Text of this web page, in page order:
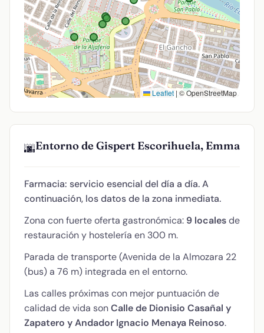
Leaflet | © OpenStreetMap
🌆Entorno de Gispert Escorihuela, Emma
Farmacia: servicio esencial del día a día. A
continuación, los datos de la zona inmediata.
Zona con fuerte oferta gastronómica: 9 localesde
restauración y hostelería en 300 m.
Parada de transporte (Avenida de la Almozara 22
(bus) a 76 m) integrada en el entorno.
Las calles próximas con mejor puntuación de
calidad de vida sonCalle de Dionisio Casañal y
Zapatero y Andador Ignacio Menaya Reinoso.